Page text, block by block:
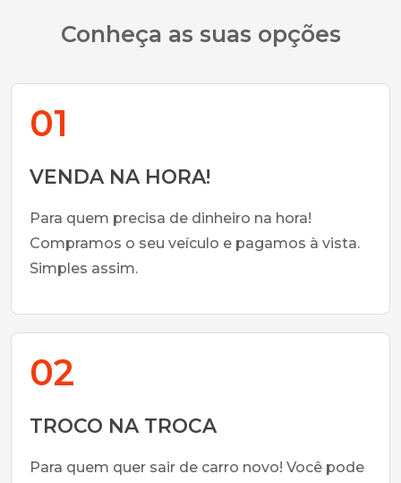
Conheça as suas opções
01
VENDA NA HORA!
Para quem precisa de dinheiro na hora!
Compramos o seu veículo e pagamos à vista.
Simples assim.
02
TROCO NA TROCA
Para quem quer sair de carro novo! Você pode